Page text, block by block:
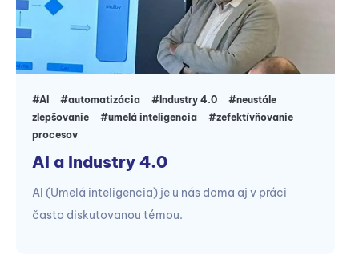
#AI #automatizácia #Industry 4.0
#neustále
zlepšovanie
#umelá inteligencia
#zefektívňovanie
procesov
AI a Industry 4.0
AI (Umelá inteligencia) je u nás doma aj v práci
často diskutovanou témou.